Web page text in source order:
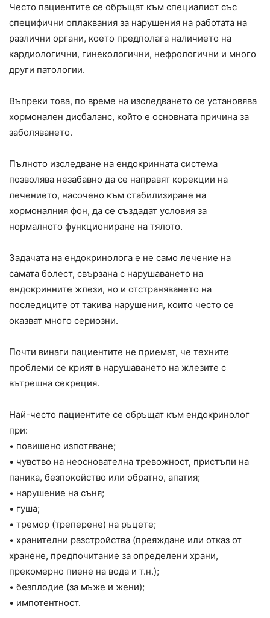
Често пациентите се обръщат към специалист със
специфични оплаквания за нарушения на работата на
различни органи, което предполага наличието на
кардиологични, гинекологични, нефрологични и много
други патологии.
Въпреки това, по време на изследването се установява
хормонален дисбаланс, който е основната причина за
заболяването.
Пълното изследване на ендокринната система
позволява незабавно да се направят корекции на
лечението, насочено към стабилизиране на
хормоналния фон, да се създадат условия за
нормалното функциониране на тялото.
Задачата на ендокринолога е не само лечение на
самата болест, свързана с нарушаването на
ендокринните жлези, но и отстраняването на
последиците от такива нарушения, които често се
оказват много сериозни.
Почти винаги пациентите не приемат, че техните
проблеми се крият в нарушаването на жлезите с
вътрешна секреция.
Най-често пациентите се обръщат към ендокринолог
при:
• повишено изпотяване;
• чувство на неоснователна тревожност, пристъпи на
паника, безпокойство или обратно, апатия;
• нарушение на съня;
• гуша;
• тремор (треперене) на ръцете;
• хранителни разстройства (преяждане или отказ от
хранене, предпочитание за определени храни,
прекомерно пиене на вода и т.н.);
• безплодие (за мъже и жени);
• импотентност.